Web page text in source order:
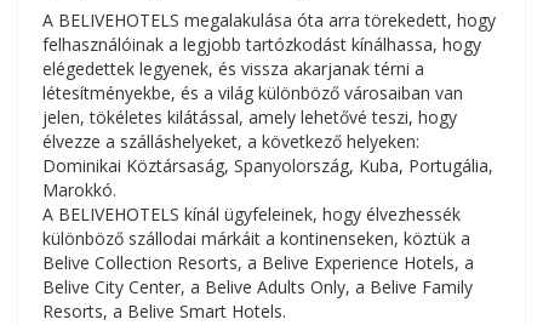
A BELIVEHOTELS megalakulása óta arra törekedett, hogy
felhasználóinak a legjobb tartózkodást kínálhassa, hogy
elégedettek legyenek, és vissza akarjanak térni a
létesítményekbe, és a világ különböző városaiban van
jelen, tökéletes kilátással, amely lehetővé teszi, hogy
élvezze a szálláshelyeket, a következő helyeken:
Dominikai Köztársaság, Spanyolország, Kuba, Portugália,
Marokkó.
A BELIVEHOTELS kínál ügyfeleinek, hogy élvezhessék
különböző szállodai márkáit a kontinenseken, köztük a
Belive Collection Resorts, a Belive Experience Hotels, a
Belive City Center, a Belive Adults Only, a Belive Family
Resorts, a Belive Smart Hotels.